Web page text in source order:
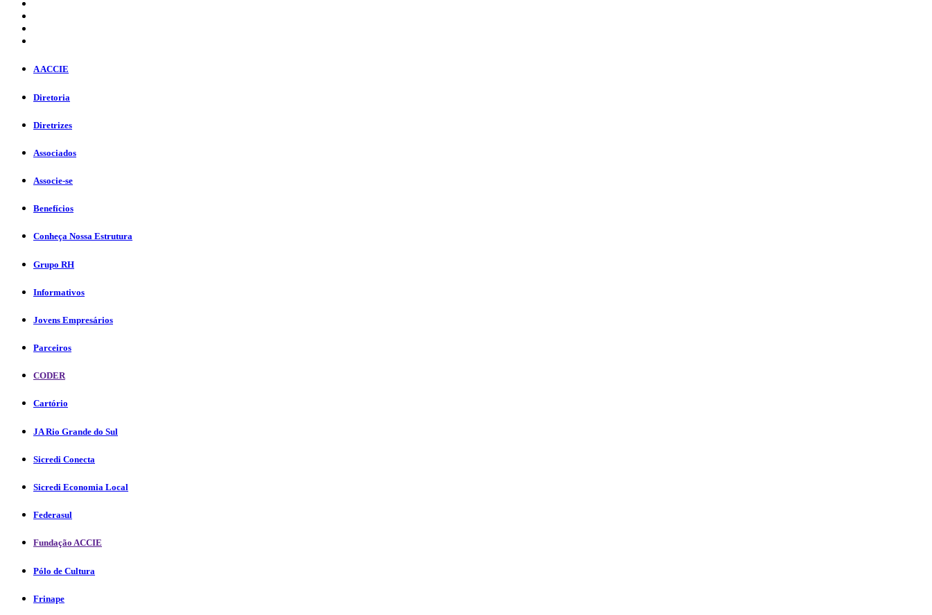
A ACCIE
Diretoria
Diretrizes
Associados
Associe-se
Benefícios
Conheça Nossa Estrutura
Grupo RH
Informativos
Jovens Empresários
Parceiros
CODER
Cartório
JA Rio Grande do Sul
Sicredi Conecta
Sicredi Economia Local
Federasul
Fundação ACCIE
Pólo de Cultura
Frinape